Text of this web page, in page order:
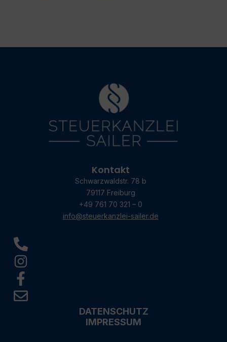
Kontakt
Schwarzwaldstr. 78 b
79117 Freiburg
+49 761 70 321 – 0
info@steuerkanzlei-sailer.de
DATENSCHUTZ
IMPRESSUM